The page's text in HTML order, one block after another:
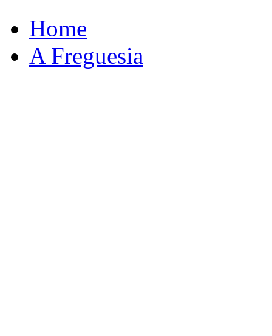
Home
A Freguesia